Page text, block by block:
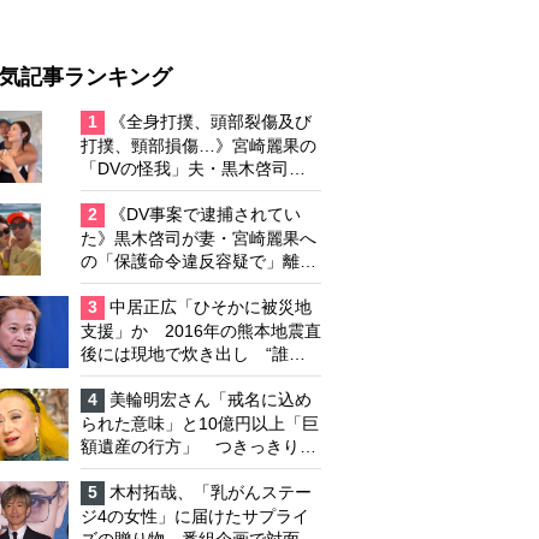
記事ランキング
1
《全身打撲、頭部裂傷及び
打撲、頸部損傷…》宮崎麗果の
「DVの怪我」夫・黒木啓司の
逮捕で始まる「夫婦の闘争」
2
《DV事案で逮捕されてい
た》黒木啓司が妻・宮崎麗果へ
の「保護命令違反容疑で」離婚
協議は「第二ステージ」へ
3
中居正広「ひそかに被災地
支援」か 2016年の熊本地震直
後には現地で炊き出し “誰に
も知られなくて良い”と、むし
ろ強まる福祉活動への思い
4
美輪明宏さん「戒名に込め
られた意味」と10億円以上「巨
額遺産の行方」 つきっきりで
私生活をサポートしていた元俳
優が相続か
5
木村拓哉、「乳がんステー
ジ4の女性」に届けたサプライ